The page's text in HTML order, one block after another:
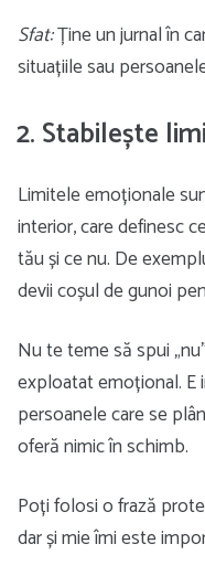
Sfat:Ține un jurnal în
situațiile sau
2. Stabilește
Limitele emoționale
interior, care definesc
tău și ce nu. De
devii coșul de gunoi
Nu te teme să spui
exploatat emoțional. E
persoanele care se
oferă nimic în schimb.
Poți folosi o frază
dar și mie îmi este